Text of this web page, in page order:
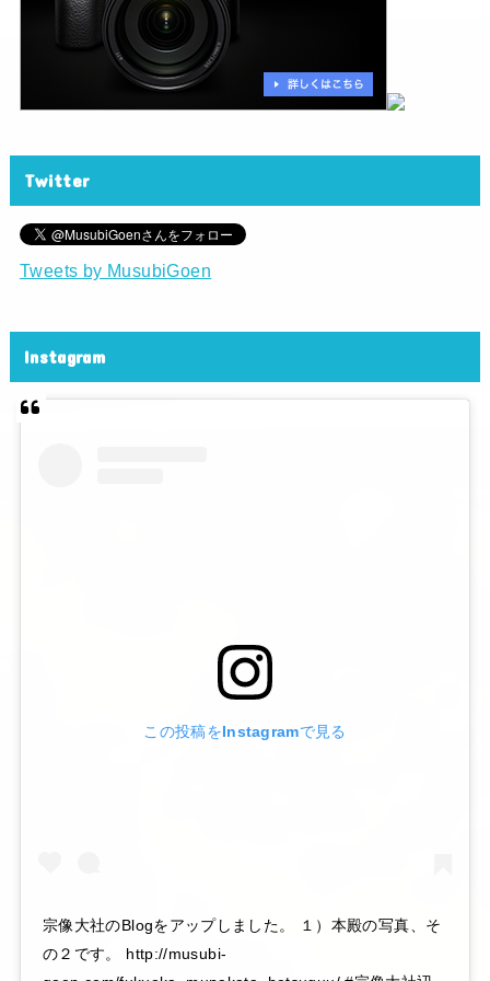
Twitter
Tweets by MusubiGoen
Instagram
この投稿をInstagramで見る
宗像大社のBlogをアップしました。 １）本殿の写真、そ
の２です。 http://musubi-